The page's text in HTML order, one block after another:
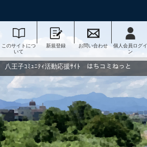
このサイトにつ
いて
新規登録 お問い合わせ
個人会員ログイ
ン
八王子ｺﾐｭﾆﾃｨ活動応援ｻｲﾄ はちコミねっと